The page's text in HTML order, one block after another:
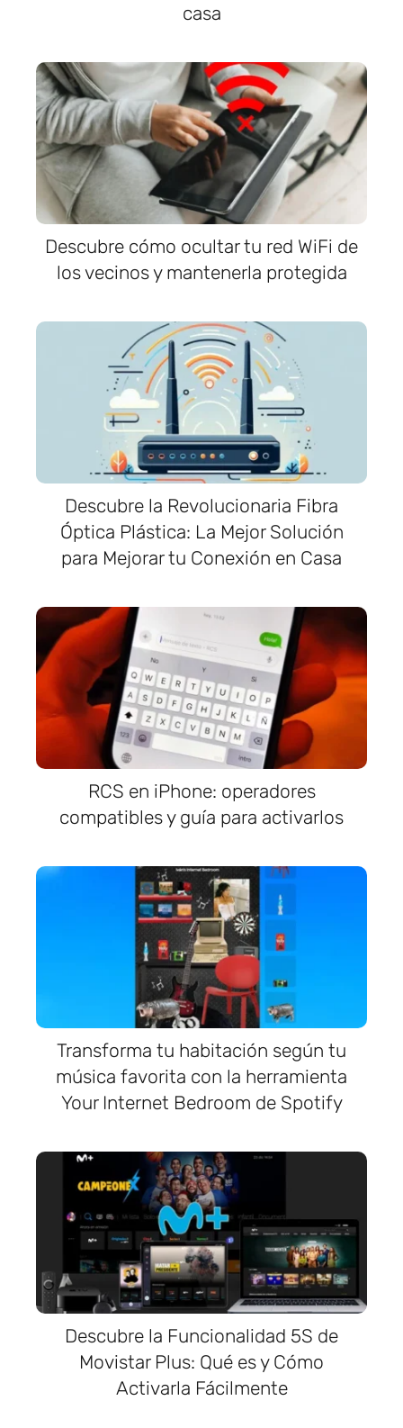
casa
Descubre cómo ocultar tu red WiFi de
los vecinos y mantenerla protegida
Descubre la Revolucionaria Fibra
Óptica Plástica: La Mejor Solución
para Mejorar tu Conexión en Casa
RCS en iPhone: operadores
compatibles y guía para activarlos
Transforma tu habitación según tu
música favorita con la herramienta
Your Internet Bedroom de Spotify
Descubre la Funcionalidad 5S de
Movistar Plus: Qué es y Cómo
Activarla Fácilmente